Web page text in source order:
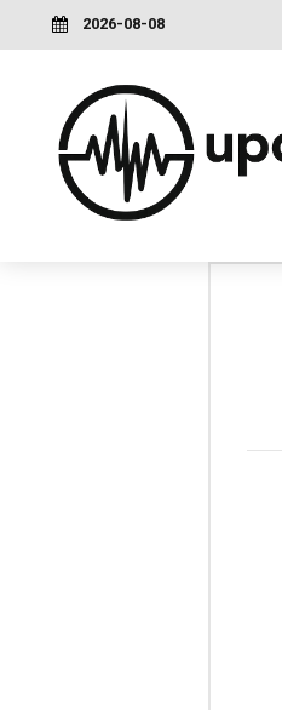
2026-08-08